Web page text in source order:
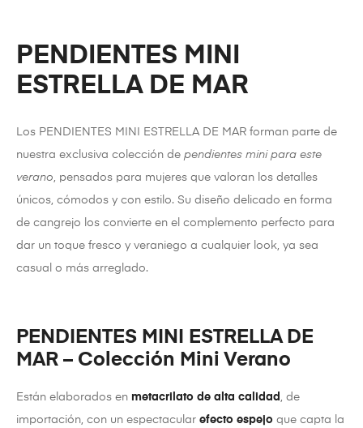
PENDIENTES MINI
ESTRELLA DE MAR
Los PENDIENTES MINI ESTRELLA DE MAR forman parte de
nuestra exclusiva colección de pendientes mini para este
verano , pensados para mujeres que valoran los detalles
únicos, cómodos y con estilo. Su diseño delicado en forma
de cangrejo los convierte en el complemento perfecto para
dar un toque fresco y veraniego a cualquier look, ya sea
casual o más arreglado.
PENDIENTES MINI ESTRELLA DE
MAR – Colección Mini Verano
Están elaborados en metacrilato de alta calidad
, de
importación, con un espectacular efecto espejo que capta la